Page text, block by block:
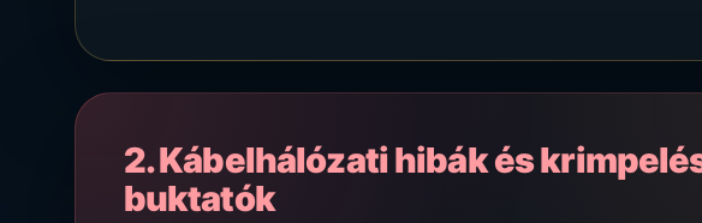
2. Kábelhálózati hibák és
buktatók